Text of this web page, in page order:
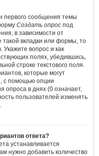
первого сообщения темы
Создать опрос под
в зависимости от
такой вкладки или формы, то
вопрос и как
полях, убедившись,
строке текстового поля.
которые могут
с помощью опции
опроса в днях (0 означает,
пользователей изменять
ответа?
устанавливается
нужно добавить количество